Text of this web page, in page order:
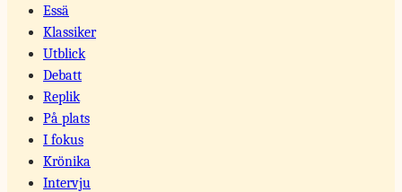
Essä
Klassiker
Utblick
Debatt
Replik
På plats
I fokus
Krönika
Intervju